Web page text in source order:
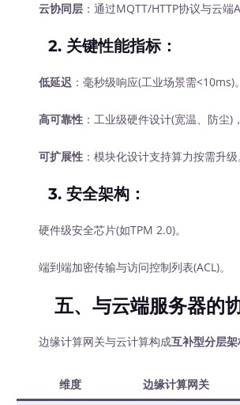
云协同层 ：通过MQTT/HTTP协议与云端
2. 关键性能指标：
低延迟 ：毫秒级响应(工业场景需<10ms)。
高可靠性 ：工业级硬件设计(宽温、防尘)
可扩展性 ：模块化设计支持算力按需升级
3.安全架构 ：
硬件级安全芯片(如TPM 2.0)。
端到端加密传输与访问控制列表(ACL)。
五、与云端服务器的
边缘计算网关与云计算构成互补型分层
维度 边缘计算网关